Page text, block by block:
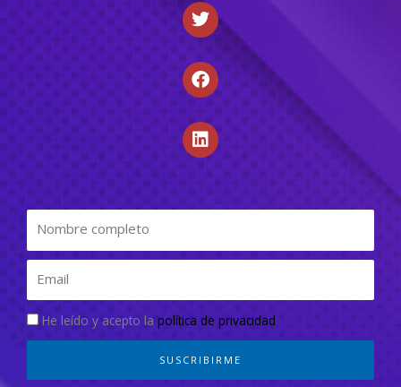
He leído y acepto la política de privacidad
SUSCRIBIRME